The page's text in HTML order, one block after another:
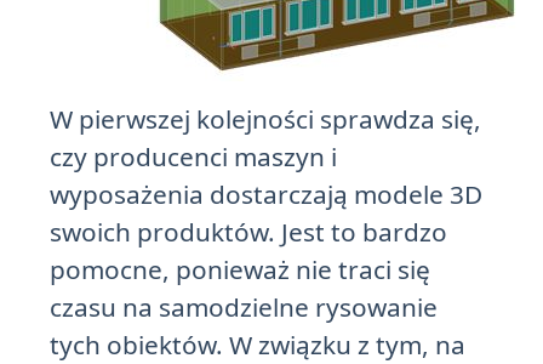
W pierwszej kolejności sprawdza się,
czy producenci maszyn i
wyposażenia dostarczają modele 3D
swoich produktów. Jest to bardzo
pomocne, ponieważ nie traci się
czasu na samodzielne rysowanie
tych obiektów. W związku z tym, na